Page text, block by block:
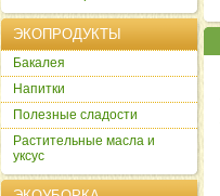
ЭКОПРОДУКТЫ
Бакалея
Напитки
Полезные сладости
Растительные масла и
уксус